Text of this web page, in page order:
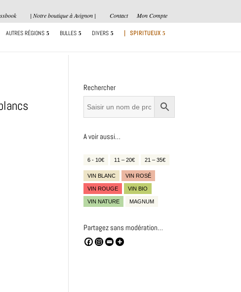
| Notre boutique à Avignon | Contact Mon Compte
AUTRES RÉGIONS BULLES DIVERS | SPIRITUEUX
Rechercher
A voir aussi…
6 - 10€ 11 – 20€ 21 – 35€
VIN BLANC VIN ROSÉ
VIN ROUGE VIN BIO
VIN NATURE MAGNUM
Partagez sans modération…